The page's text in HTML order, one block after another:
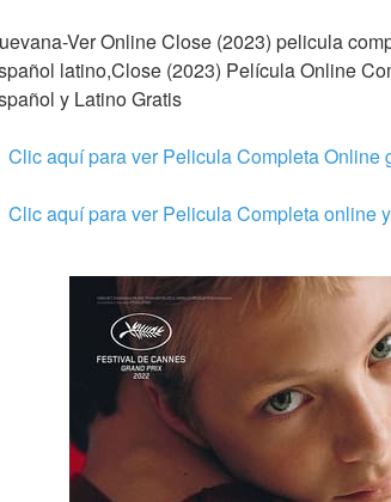
Ver Online Close (2023) pelicula
latino,Close (2023) Película Online
y Latino Gratis
Clic aquí para ver Pelicula Completa Online
Clic aquí para ver Pelicula Completa online